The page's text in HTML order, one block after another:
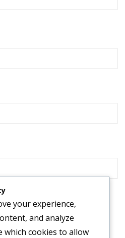
website in this browser for
your experience,
and analyze
which cookies to allow